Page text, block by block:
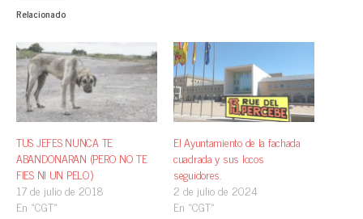
Relacionado
TUS JEFES NUNCA TE
ABANDONARAN (PERO NO TE
FIES NI UN PELO)
17 de julio de 2018
En «CGT»
El Ayuntamiento de la fachada
cuadrada y sus locos
seguidores.
2 de julio de 2024
En «CGT»